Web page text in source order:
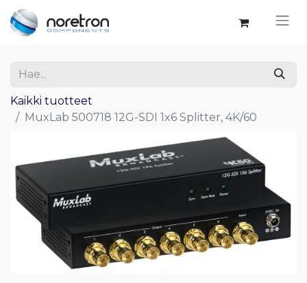
Kaikki tuotteet
MuxLab 500718 12G-SDI 1x6 Splitter, 4K/60